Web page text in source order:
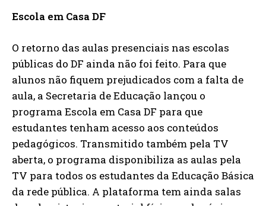
Escola em Casa DF
O retorno das aulas presenciais nas escolas
públicas do DF ainda não foi feito. Para que
alunos não fiquem prejudicados com a falta de
aula, a Secretaria de Educação lançou o
programa Escola em Casa DF para que
estudantes tenham acesso aos conteúdos
pedagógicos. Transmitido também pela TV
aberta, o programa disponibiliza as aulas pela
TV para todos os estudantes da Educação Básica
da rede pública. A plataforma tem ainda salas